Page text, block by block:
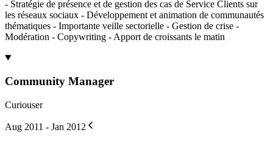
- Stratégie de présence et de gestion des cas de Service Clients sur
les réseaux sociaux - Développement et animation de communautés
thématiques - Importante veille sectorielle - Gestion de crise -
Modération - Copywriting - Apport de croissants le matin
Community Manager
Curiouser
Aug 2011 - Jan 2012